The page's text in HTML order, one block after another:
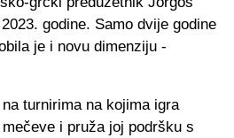
godine. Samo dvije godine
je i novu dimenziju -
turnirima na kojima igra
i pruža joj podršku s